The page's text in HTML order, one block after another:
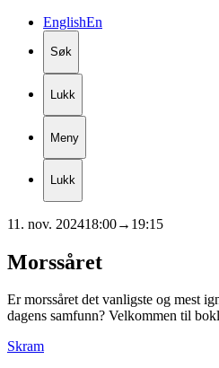
EnglishEn
Søk
Lukk
Meny
Lukk
11. nov. 202418:00→ 19:15
Morssåret
Er morssåret det vanligste og mest
dagens samfunn? Velkommen til
Skram